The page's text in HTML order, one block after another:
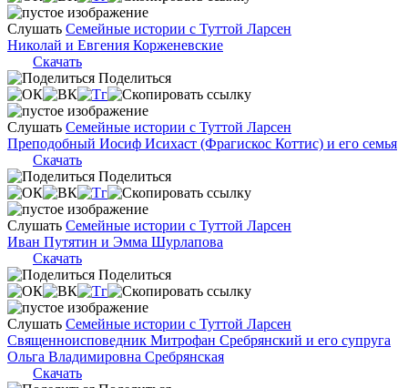
Слушать Семейные истории с Туттой Ларсен
Николай и Евгения Корженевские
Скачать
Поделиться
Слушать Семейные истории с Туттой Ларсен
Преподобный Иосиф Исихаст (Фрагискос Коттис) и его семья
Скачать
Поделиться
Слушать Семейные истории с Туттой Ларсен
Иван Путятин и Эмма Шурлапова
Скачать
Поделиться
Слушать Семейные истории с Туттой Ларсен
Священноисповедник Митрофан Сребрянский и его супруга
Ольга Владимировна Сребрянская
Скачать